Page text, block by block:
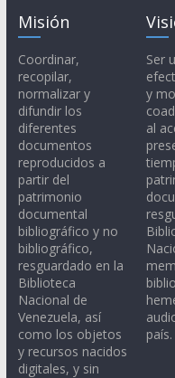
Misión
Coordinar,
recopilar,
normalizar y
difundir los
diferentes
documentos
reproducidos a
partir del
patrimonio
documental
bibliográfico y no
bibliográfico,
resguardado en la
Biblioteca
Nacional de
Venezuela, así
como los objetos
y recursos nacidos
digitales, y sin
Ser
y
al
país.